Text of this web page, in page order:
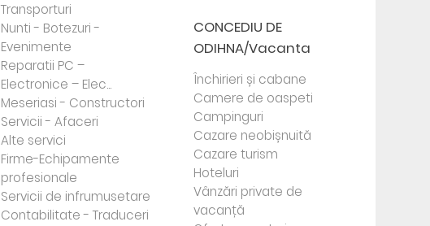
Transporturi
Nunti - Botezuri -
Evenimente
Reparatii PC –
Electronice – Elec...
Meseriasi - Constructori
Servicii - Afaceri
Alte servici
Firme-Echipamente
profesionale
Servicii de infrumusetare
Contabilitate - Traduceri
CONCEDIU DE
ODIHNA/Vacanta
Închirieri și cabane
Camere de oaspeti
Campinguri
Cazare neobișnuită
Cazare turism
Hoteluri
Vânzări private de
vacanță